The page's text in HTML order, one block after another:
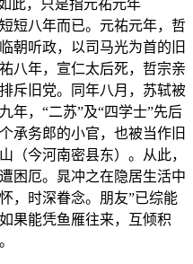
此，只是指元祐元年
短八年而已。元祐元年，哲
朝听政，以司马光为首的旧
八年，宣仁太后死，哲宗亲
斥旧党。同年八月，苏轼被
年，“二苏”及“四学士”先后
承务郎的小官，也被当作旧
（今河南密县东）。从此，
困厄。晁冲之在隐居生活中
，时深眷念。朋友”已综能
果能凭鱼雁往来，互倾积